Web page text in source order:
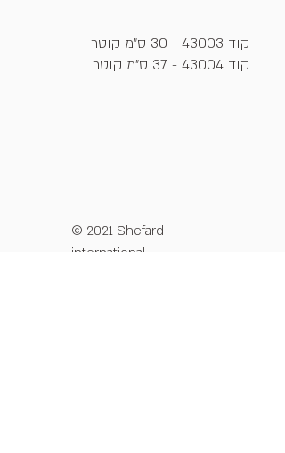
קוד 43003 - 30 ס"מ קוטר
קוד 43004 - 37 ס"מ קוטר
© 2021 Shefard
international